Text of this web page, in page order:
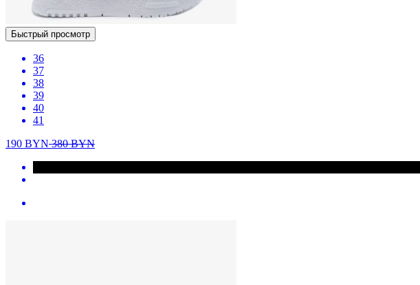
Быстрый просмотр
36
37
38
39
40
41
190 BYN380BYN